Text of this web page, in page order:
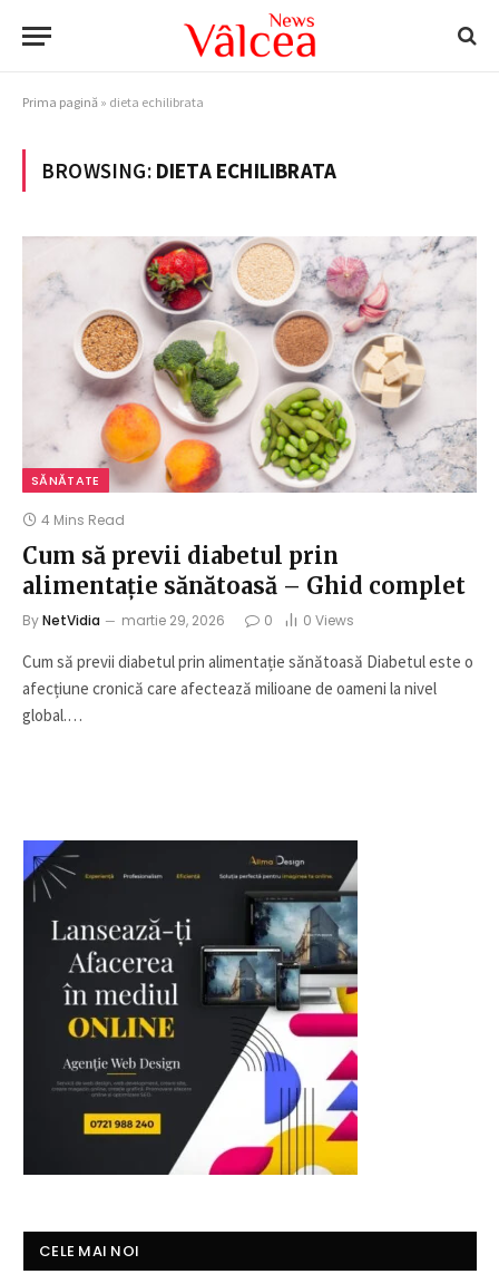
Prima pagină » dieta echilibrata
BROWSING: DIETA ECHILIBRATA
SĂNĂTATE
4 Mins Read
Cum să previi diabetul prin
alimentație sănătoasă – Ghid complet
ByNetVidia martie 29, 2026 0 0 Views
Cum să previi diabetul prin alimentație sănătoasă Diabetul este o
afecțiune cronică care afectează milioane de oameni la nivel
global.…
CELE MAI NOI